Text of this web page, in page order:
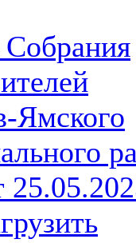
Ямского